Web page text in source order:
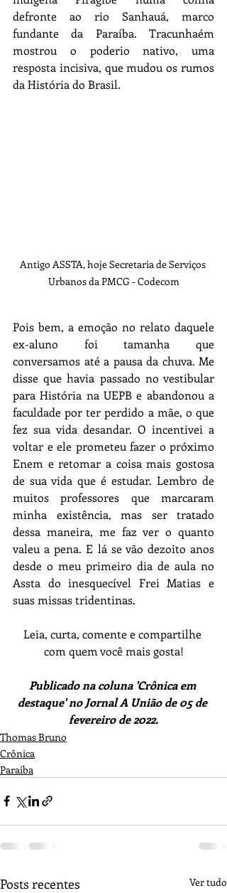
defronte ao rio Sanhauá, marco
fundante da Paraíba. Tracunhaém
mostrou o poderio nativo, uma
resposta incisiva, que mudou os rumos
da História do Brasil.
Antigo ASSTA, hoje Secretaria de Serviços
Urbanos da PMCG - Codecom
Pois bem, a emoção no relato daquele
ex-aluno foi tamanha que
conversamos até a pausa da chuva. Me
disse que havia passado no vestibular
para História na UEPB e abandonou a
faculdade por ter perdido a mãe, o que
fez sua vida desandar. O incentivei a
voltar e ele prometeu fazer o próximo
Enem e retomar a coisa mais gostosa
de sua vida que é estudar. Lembro de
muitos professores que marcaram
minha existência, mas ser tratado
dessa maneira, me faz ver o quanto
valeu a pena. E lá se vão dezoito anos
desde o meu primeiro dia de aula no
Assta do inesquecível Frei Matias e
suas missas tridentinas.
Leia, curta, comente e compartilhe
com quem você mais gosta!
Publicado na coluna 'Crônica em
destaque' no Jornal A União de 05 de
fevereiro de 2022.
Thomas Bruno
Crônica
Paraíba
Posts recentes Ver tudo